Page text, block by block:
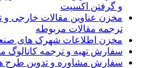
و گرفتن اکسپت
مخزن عناوین مقالات خارجی
ترجمه مقالات مربوطه
مخزن اطلاعات شهرک های
سفارش تهیه و ترجمه کاتالوگ
سفارش مشاوره و تدوین طرح